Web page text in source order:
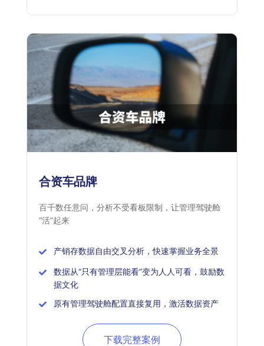
合资车品牌
百千数任意问，分析不受看板限制，让管理驾驶舱
“活”起来
产销存数据自由交叉分析，快速掌握业务全景
数据从“只有管理层能看”变为人人可看，鼓励数
据文化
原有管理驾驶舱配置直接复用，激活数据资产
下载完整案例